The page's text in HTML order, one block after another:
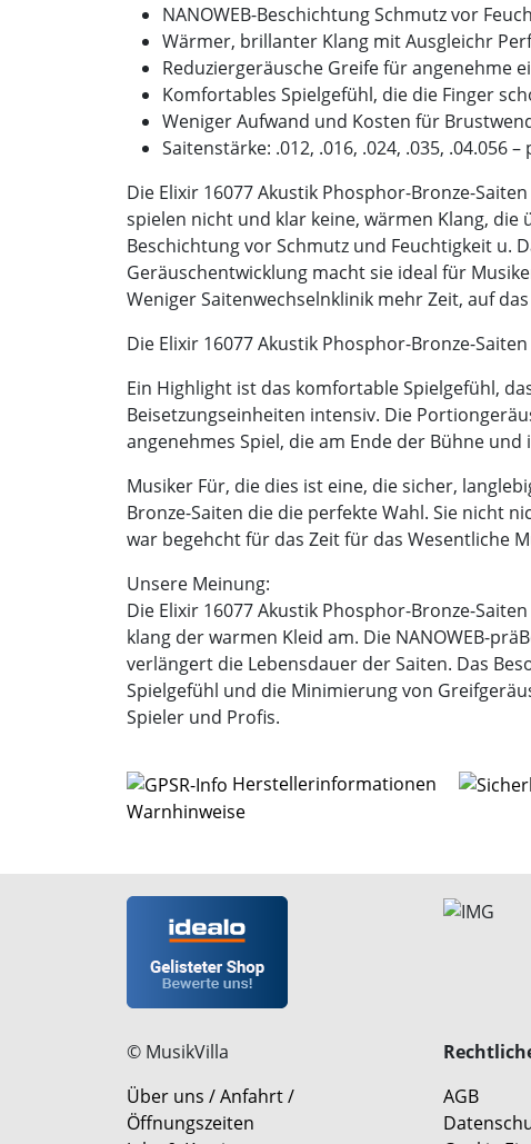
NANOWEB-Beschichtung Schmutz vor
Wärmer, brillanter Klang mit Ausgleichr
Reduziergeräusche Greife für angenehme
Komfortables Spielgefühl, die die Finger
Weniger Aufwand und Kosten für
Saitenstärke: .012, .016, .024, .035, .04.056
Die Elixir 16077 Akustik Phosphor-Bronze-
spielen nicht und klar keine, wärmen Klang, die
Beschichtung vor Schmutz und Feuchtigkeit u.
Geräuschentwicklung macht sie ideal für
Weniger Saitenwechselnklinik mehr Zeit, auf
Die Elixir 16077 Akustik Phosphor-Bronze-Saiten
Ein Highlight ist das komfortable Spielgefühl,
Beisetzungseinheiten intensiv. Die
angenehmes Spiel, die am Ende der Bühne
Musiker Für, die dies ist eine, die sicher,
Bronze-Saiten die die perfekte Wahl. Sie nicht
war begehcht für das Zeit für das Wesentliche
Unsere Meinung:
Die Elixir 16077 Akustik Phosphor-Bronze-
klang der warmen Kleid am. Die NANOWEB-
verlängert die Lebensdauer der Saiten. Das
Spielgefühl und die Minimierung von
Spieler und Profis.
Herstellerinformationen
Warnhinweise
© MusikVilla
Über uns / Anfahrt /
Öffnungszeiten
AGB